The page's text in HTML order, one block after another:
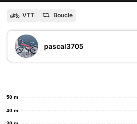
VTT Boucle
pascal3705
40 m
50 m